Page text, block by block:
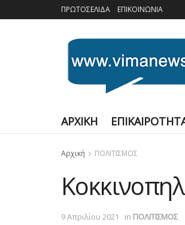
ΠΡΩΤΟΣΕΛΙΔΑ ΕΠΙΚΟΙΝΩΝΙΑ
ΑΡΧΙΚΗ
Αρχική ΠΟΛΙΤΙΣΜΟΣ
9 Απριλίου 2021 in ΠΟΛΙΤΙΣΜΟΣ